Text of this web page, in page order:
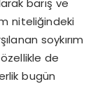
barış ve
niteliğindeki
soykırım
de
bugün